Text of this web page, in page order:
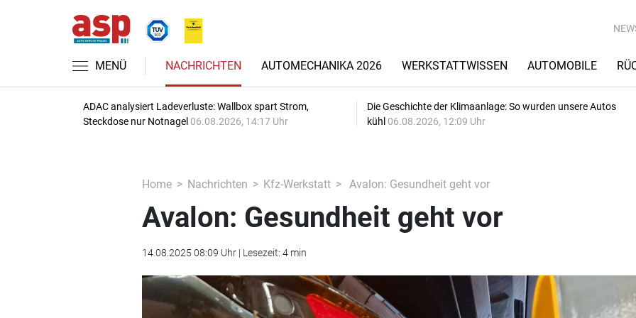
MENÜ NACHRICHTEN AUTOMECHANIKA 2026 WERKSTATTWISSEN AUTOMOBILE
ADAC analysiert Ladeverluste: Wallbox spart Strom,
Steckdose nur Notnagel 06.08.2026, 14:17 Uhr
Die Geschichte der Klimaanlage: So wurden unsere Autos
kühl 06.08.2026, 12:09 Uhr
Home Nachrichten Kfz-Werkstatt Avalon: Gesundheit geht vor
Avalon: Gesundheit geht vor
14.08.2025 08:09 Uhr | Lesezeit: 4 min